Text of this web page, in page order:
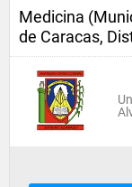
Medicina
de Caracas,